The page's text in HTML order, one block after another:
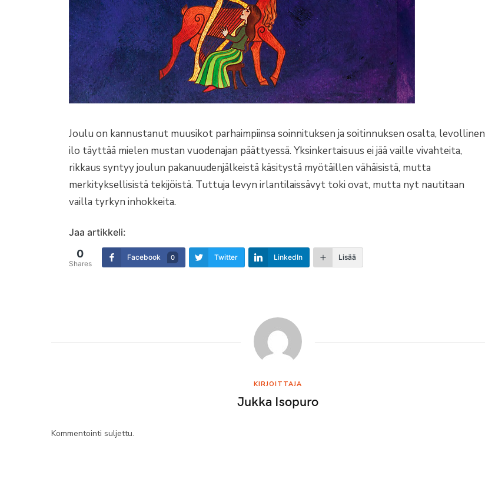
Joulu on kannustanut muusikot parhaimpiinsa soinnituksen ja soitinnuksen osalta, levollinen
ilo täyttää mielen mustan vuodenajan päättyessä. Yksinkertaisuus ei jää vaille vivahteita,
rikkaus syntyy joulun pakanuudenjälkeistä käsitystä myötäillen vähäisistä, mutta
merkityksellisistä tekijöistä. Tuttuja levyn irlantilaissävyt toki ovat, mutta nyt nautitaan
vailla tyrkyn inhokkeita.
Jaa artikkeli:
0
Shares
Facebook 0 Twitter LinkedIn Lisää
KIRJOITTAJA
Jukka Isopuro
Kommentointi suljettu.